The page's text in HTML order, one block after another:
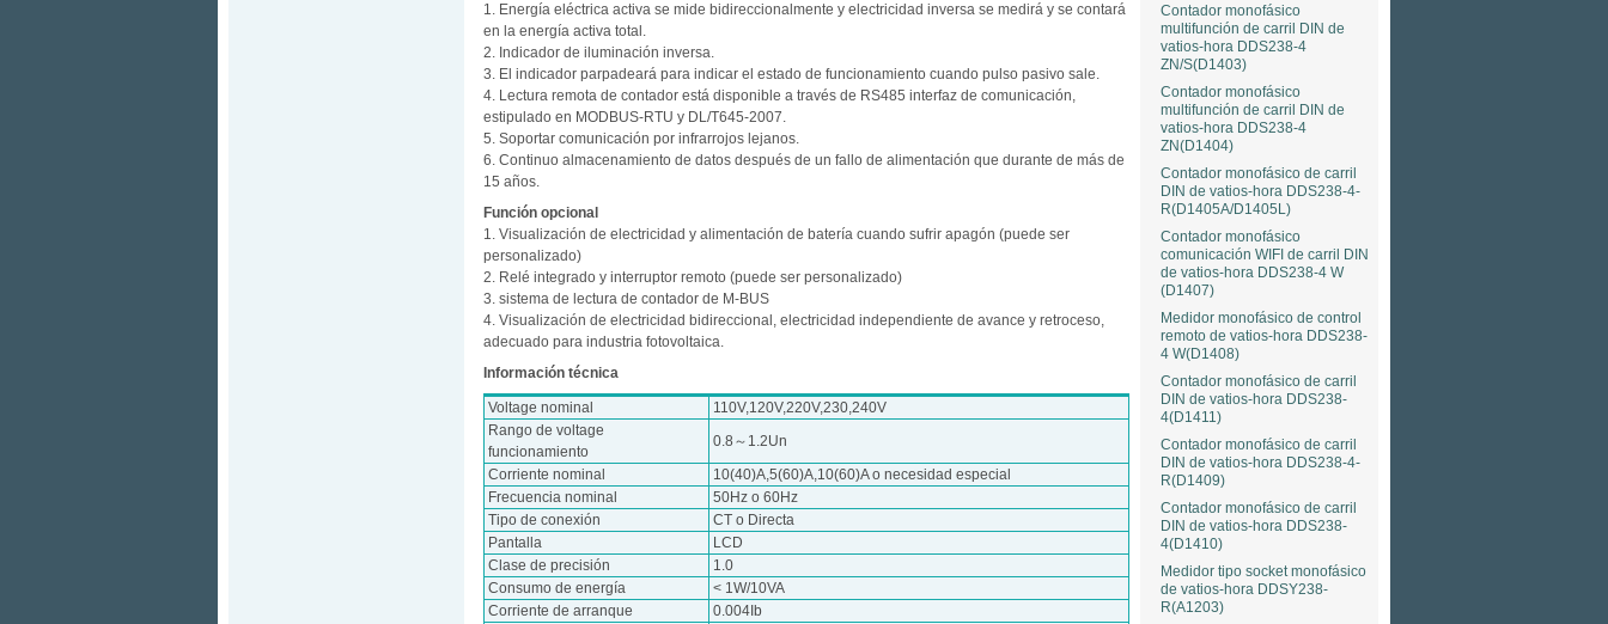
1. Energía eléctrica activa se mide bidireccionalmente y electricidad inversa se medirá y se contará
en la energía activa total.
2. Indicador de iluminación inversa.
3. El indicador parpadeará para indicar el estado de funcionamiento cuando pulso pasivo sale.
4. Lectura remota de contador está disponible a través de RS485 interfaz de comunicación,
estipulado en MODBUS-RTU y DL/T645-2007.
5. Soportar comunicación por infrarrojos lejanos.
6. Continuo almacenamiento de datos después de un fallo de alimentación que durante de más de
15 años.
Función opcional
1. Visualización de electricidad y alimentación de batería cuando sufrir apagón (puede ser
personalizado)
2. Relé integrado y interruptor remoto (puede ser personalizado)
3. sistema de lectura de contador de M-BUS
4. Visualización de electricidad bidireccional, electricidad independiente de avance y retroceso,
adecuado para industria fotovoltaica.
Información técnica
Voltage nominal
110V,120V,220V,230,240V
Rango de voltage
funcionamiento
0.8～1.2Un
Corriente nominal
10(40)A,5(60)A,10(60)A o necesidad especial
Frecuencia nominal
50Hz o 60Hz
Tipo de conexión
CT o Directa
Pantalla
LCD
Clase de precisión
1.0
Consumo de energía
< 1W/10VA
Corriente de arranque
0.004Ib
Contador monofásico
multifunción de carril DIN de
vatios-hora DDS238-4
ZN/S(D1403)
Contador monofásico
multifunción de carril DIN de
vatios-hora DDS238-4
ZN(D1404)
Contador monofásico de carril
DIN de vatios-hora DDS238-4-
R(D1405A/D1405L)
Contador monofásico
comunicación WIFI de carril DIN
de vatios-hora DDS238-4 W
(D1407)
Medidor monofásico de control
remoto de vatios-hora DDS238-
4 W(D1408)
Contador monofásico de carril
DIN de vatios-hora DDS238-
4(D1411)
Contador monofásico de carril
DIN de vatios-hora DDS238-4-
R(D1409)
Contador monofásico de carril
DIN de vatios-hora DDS238-
4(D1410)
Medidor tipo socket monofásico
de vatios-hora DDSY238-
R(A1203)